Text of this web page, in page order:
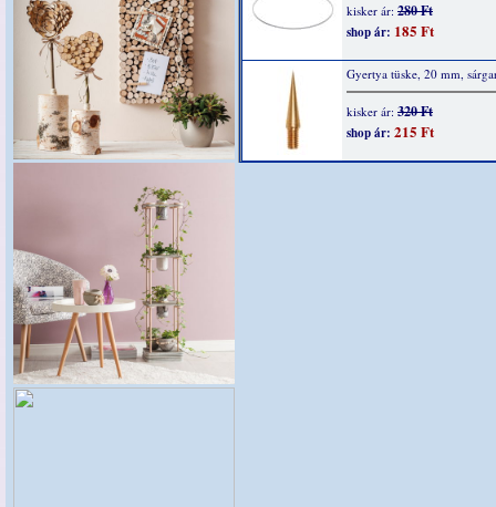
kisker ár: 280 Ft
shop ár: 185 Ft
Gyertya tüske, 20 mm,
kisker ár: 320 Ft
shop ár: 215 Ft